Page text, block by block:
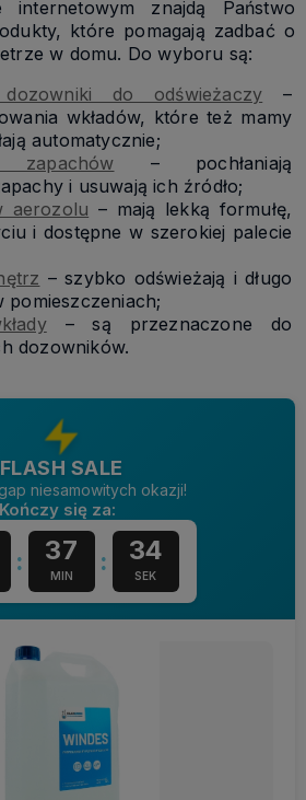
znajdą Państwo
które pomagają zadbać o
w domu. Do wyboru są:
do odświeżaczy –
wkładów, które też mamy
automatycznie;
zapachów – pochłaniają
i usuwają ich źródło;
aerozolu – mają lekką formułę,
i dostępne w szerokiej palecie
– szybko odświeżają i długo
pomieszczeniach;
– są przeznaczone do
dozowników.
FLASH SALE
niesamowitych okazji!
Kończy się za:
: 37
MIN : 33
SEK